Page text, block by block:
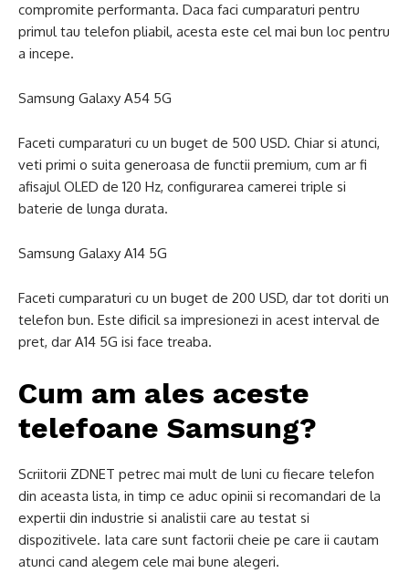
compromite performanta. Daca faci cumparaturi pentru
primul tau telefon pliabil, acesta este cel mai bun loc pentru
a incepe.
Samsung Galaxy A54 5G
Faceti cumparaturi cu un buget de 500 USD. Chiar si atunci,
veti primi o suita generoasa de functii premium, cum ar fi
afisajul OLED de 120 Hz, configurarea camerei triple si
baterie de lunga durata.
Samsung Galaxy A14 5G
Faceti cumparaturi cu un buget de 200 USD, dar tot doriti un
telefon bun. Este dificil sa impresionezi in acest interval de
pret, dar A14 5G isi face treaba.
Cum am ales aceste
telefoane Samsung?
Scriitorii ZDNET petrec mai mult de luni cu fiecare telefon
din aceasta lista, in timp ce aduc opinii si recomandari de la
expertii din industrie si analistii care au testat si
dispozitivele. Iata care sunt factorii cheie pe care ii cautam
atunci cand alegem cele mai bune alegeri.